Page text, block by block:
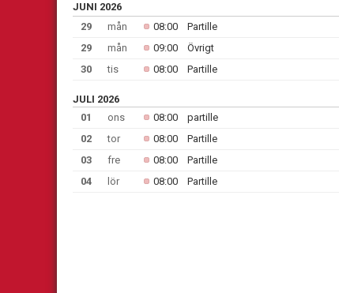
JUNI 2026
29
mån 08:00 Partille
29
mån 09:00 Övrigt
30
tis 08:00 Partille
JULI 2026
01
ons 08:00 partille
02
tor 08:00 Partille
03
fre 08:00 Partille
04
lör 08:00 Partille